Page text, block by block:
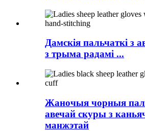
Дамскія пальчаткі з
з трыма радамі ...
Жаночыя чорныя
авечай скуры з
манжэтай